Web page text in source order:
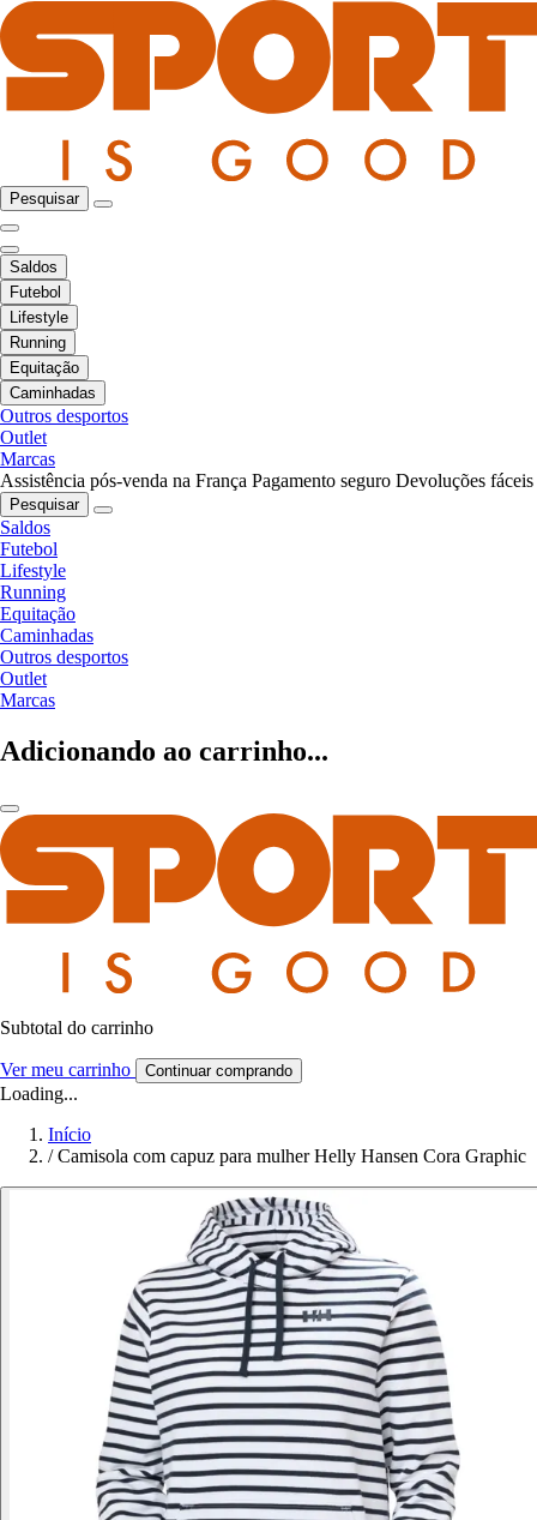
Pesquisar
Saldos
Futebol
Lifestyle
Running
Equitação
Caminhadas
Outros desportos
Outlet
Marcas
Assistência pós-venda na França Pagamento seguro Devoluções fáceis
Pesquisar
Saldos
Futebol
Lifestyle
Running
Equitação
Caminhadas
Outros desportos
Outlet
Marcas
Adicionando ao carrinho...
Subtotal do carrinho
Ver meu carrinho Continuar comprando
Loading...
Início
/ Camisola com capuz para mulher Helly Hansen Cora Graphic